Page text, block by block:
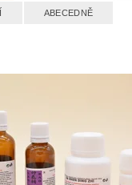
ABECEDNĚ